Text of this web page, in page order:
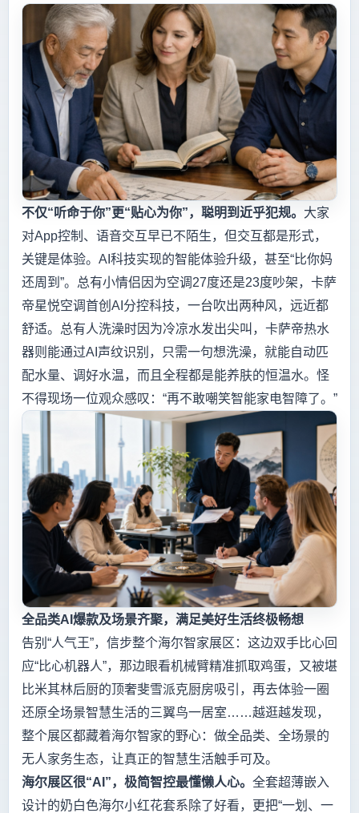
不仅“听命于你”更“贴心为你”，聪明到近乎犯规。 大家
对App控制、语音交互早已不陌生，但交互都是形式，
关键是体验。AI科技实现的智能体验升级，甚至“比你妈
还周到”。总有小情侣因为空调27度还是23度吵架，卡萨
帝星悦空调首创AI分控科技，一台吹出两种风，远近都
舒适。总有人洗澡时因为冷凉水发出尖叫，卡萨帝热水
器则能通过AI声纹识别，只需一句想洗澡，就能自动匹
配水量、调好水温，而且全程都是能养肤的恒温水。怪
不得现场一位观众感叹：“再不敢嘲笑智能家电智障了。”
全品类AI爆款及场景齐聚，满足美好生活终极畅想
告别“人气王”，信步整个海尔智家展区：这边双手比心回
应“比心机器人”，那边眼看机械臂精准抓取鸡蛋，又被堪
比米其林后厨的顶奢斐雪派克厨房吸引，再去体验一圈
还原全场景智慧生活的三翼鸟一居室……越逛越发现，
整个展区都藏着海尔智家的野心：做全品类、全场景的
无人家务生态，让真正的智慧生活触手可及。
海尔展区很“AI”，极简智控最懂懒人心。 全套超薄嵌入
设计的奶白色海尔小红花套系除了好看，更把“一划、一